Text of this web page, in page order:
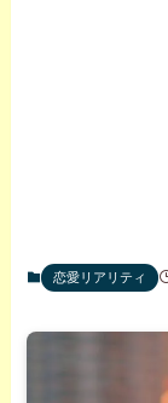
恋愛リアリティ